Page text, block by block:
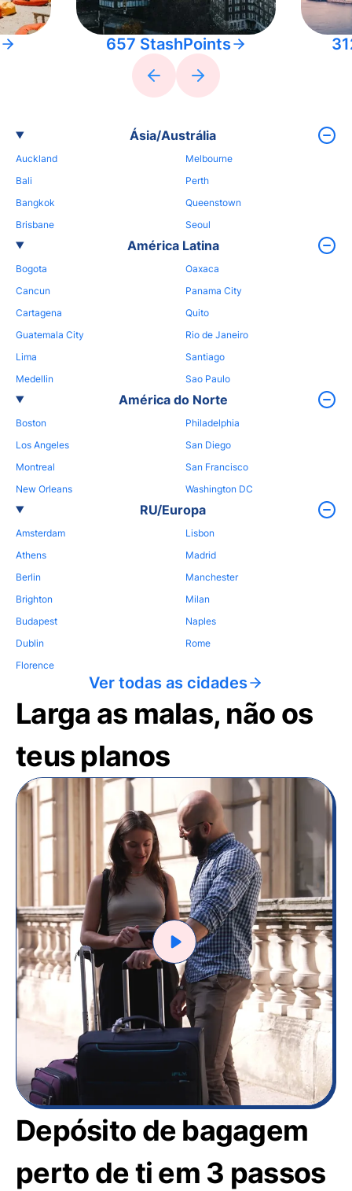
657 StashPoints
Ásia/Austrália
Auckland
Bali
Bangkok
Brisbane
Melbourne
Perth
Queenstown
Seoul
América Latina
Bogota
Cancun
Cartagena
Guatemala City
Lima
Medellin
Oaxaca
Panama City
Quito
Rio de Janeiro
Santiago
Sao Paulo
América do Norte
Boston
Los Angeles
Montreal
New Orleans
Philadelphia
San Diego
San Francisco
Washington DC
RU/Europa
Amsterdam
Athens
Berlin
Brighton
Budapest
Dublin
Florence
Lisbon
Madrid
Manchester
Milan
Naples
Rome
Ver todas as cidades
Larga as malas, não os
teus planos
Depósito de bagagem
perto de ti em 3 passos